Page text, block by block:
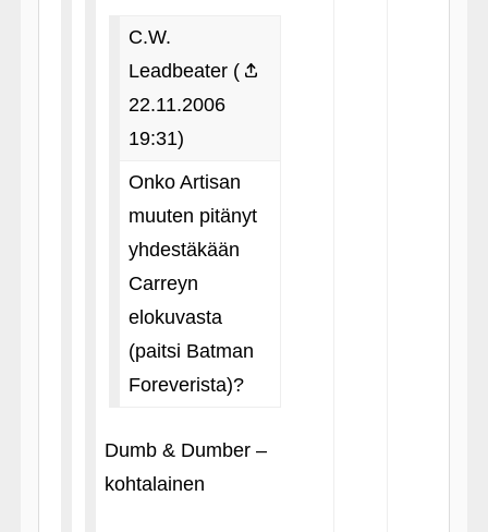
C.W.
Leadbeater (
22.11.2006
19:31)
Onko Artisan
muuten pitänyt
yhdestäkään
Carreyn
elokuvasta
(paitsi Batman
Foreverista)?
Dumb & Dumber –
kohtalainen